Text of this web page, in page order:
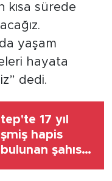
kısa sürede
yaşam
hayata
dedi.
17 yıl
hapis
şahıs